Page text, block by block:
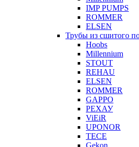
IMP PUMPS
ROMMER
ELSEN
Трубы из сшитого
Hoobs
Millennium
STOUT
REHAU
ELSEN
ROMMER
GAPPO
РЕХАУ
ViEiR
UPONOR
TECE
Gekon